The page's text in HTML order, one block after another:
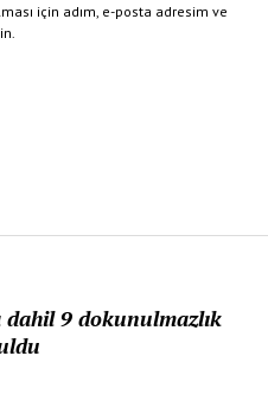
dahil 9 dokunulmazlık
için adım, e-posta adresim ve